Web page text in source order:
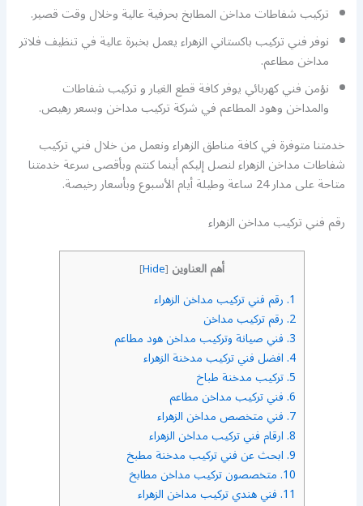
تركيب شفاطات مداخن المطابخ بحرفية عالية وخلال وقت قصير.
نوفر فني تركيب باكستاني الزهراء يعمل بخبرة عالية في تنظيف فلاتر
مداخن مطاعم.
نؤمن فني كهربائي يوفر كافة قطع الغيار و تركيب شفاطات
والمداخن وهود المطاعم في شركة تركيب مداخن وبسعر رهيص.
خدمتنا متوفرة في كافة مناطق الزهراء ونعمل من خلال فني تركيب
شفاطات مداخن الزهراء لنصل إليكم أينما كنتم وبأقصى سرعة خدمتنا
متاحة على مدار 24 ساعة وطيلة أيام الأسبوع وبأسعار رخيصة.
رقم فني تركيب مداخن الزهراء
أهم العناوين [
Hide
]
1. رقم فني تركيب مداخن الزهراء
2. رقم تركيب مداخن
3. فني صيانة وتركيب مداخن هود مطاعم
4. افضل فني تركيب مدخنة الزهراء
5. تركيب مدخنة طباخ
6. فني تركيب مداخن مطاعم
7. فني متخصص مداخن الزهراء
8. ارقام فني تركيب مداخن الزهراء
9. ابحث عن فني تركيب مدخنة مطبخ
10. متخصصون تركيب مداخن مطابخ
11. فني هندي تركيب مداخن الزهراء